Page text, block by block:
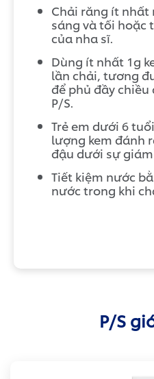
Chải răng ít nhất
sáng và tối hoặc
của nha sĩ.
Dùng ít nhất 1g
lần chải, tương
để phủ đầy
P/S.
Trẻ em dưới 6
lượng kem đánh
đậu dưới sự
Tiết kiệm nước
nước trong khi
P/S